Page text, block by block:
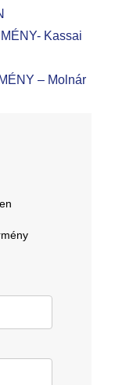
Kassai
– Molnár